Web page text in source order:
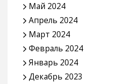
Май 2024
Апрель 2024
Март 2024
Февраль 2024
Январь 2024
Декабрь 2023